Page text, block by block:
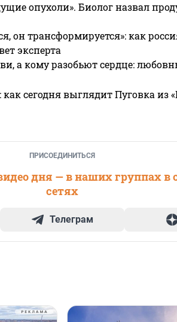
опухоли». Биолог назвал
он трансформируется»: как
эксперта
а кому разобьют сердце:
как сегодня выглядит Пуговка из
ПРИСОЕДИНИТЬСЯ
дня — в наших группах в
сетях
Телеграм